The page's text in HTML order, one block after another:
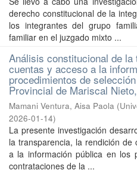
derecho constitucional de la
los integrantes del grupo
familiar en el juzgado mixto ...
Análisis constitucional de
cuentas y acceso a la
procedimientos de
Provincial de Mariscal
Mamani Ventura, Aisa Paola (
2026-01-14)
La presente investigación
la transparencia, la rendición
a la información pública en los
contrataciones de la ...